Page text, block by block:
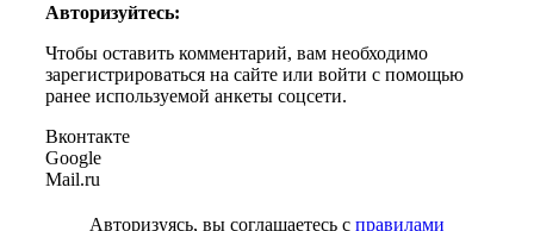
Авторизуйтесь:
Чтобы оставить комментарий, вам необходимо
зарегистрироваться на сайте или войти с помощью
ранее используемой анкеты соцсети.
Вконтакте
Google
Mail.ru
Авторизуясь, вы соглашаетесь с правилами